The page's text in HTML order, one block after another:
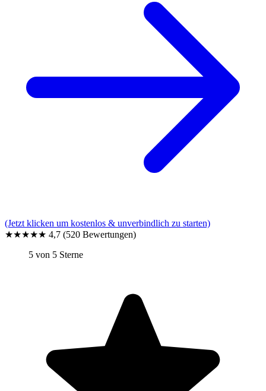
(Jetzt klicken um kostenlos & unverbindlich zu starten)
★★★★★ 4,7 (520 Bewertungen)
5 von 5 Sterne